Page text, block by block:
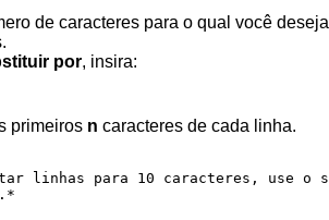
de caracteres para o qual você deseja
por, insira:
primeiros n caracteres de cada linha.
linhas para 10 caracteres, use o